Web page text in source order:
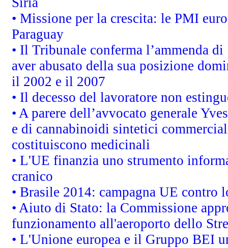
• Missione per la crescita: le PMI
Paraguay
• Il Tribunale conferma l’ammenda
aver abusato della sua posizione
il 2002 e il 2007
• Il decesso del lavoratore non
• A parere dell’avvocato generale
e di cannabinoidi sintetici
costituiscono medicinali
• L'UE finanzia uno strumento
cranico
• Brasile 2014: campagna UE contro
• Aiuto di Stato: la Commissione
funzionamento all'aeroporto dello
• L'Unione europea e il Gruppo BEI